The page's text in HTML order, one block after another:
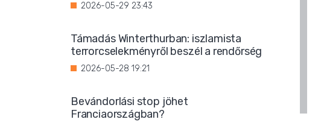
2026-05-29 23:43
Támadás Winterthurban: iszlamista
terrorcselekményről beszél a rendőrség
2026-05-28 19:21
Bevándorlási stop jöhet
Franciaországban?